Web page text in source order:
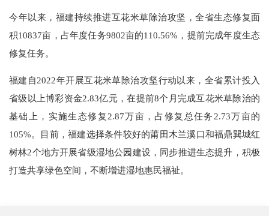
今年以来，福建持续推进互花米草除治攻坚，全省生态修复面
积10837亩，占年度任务9802亩的110.56%，提前完成年度生态
修复任务。
福建自2022年开展互花米草除治攻坚行动以来，全省累计投入
省级以上博彩资金2.83亿元，在提前8个月完成互花米草除治的
基础上，实施生态修复2.87万亩，占修复总任务2.73万亩的
105%。目前，福建选择条件较好的莆田木兰溪口和福鼎巽城红
树林2个地方开展省级湿地公园建设，同步推进生态提升，积极
打造共享绿色空间，不断增进湿地惠民福祉。